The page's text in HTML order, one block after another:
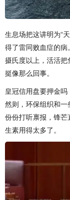
生息场把这讲明为“
得了雷同败血症的
摄氏度以上，活活
挺像那么回事。
皇冠信用盘要押金吗
然则，环保组织和
份份打听禀报，锋
生素用得太多了。